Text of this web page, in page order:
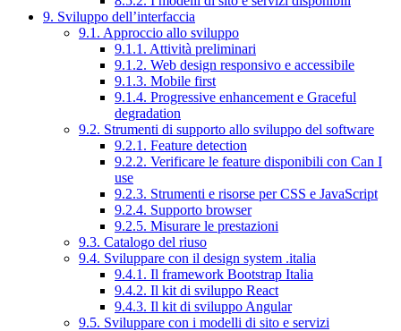
9. Sviluppo dell’interfaccia
9.1. Approccio allo sviluppo
9.1.1. Attività preliminari
9.1.2. Web design responsivo e accessibile
9.1.3. Mobile first
9.1.4. Progressive enhancement e Graceful
degradation
9.2. Strumenti di supporto allo sviluppo del software
9.2.1. Feature detection
9.2.2. Verificare le feature disponibili con Can I
use
9.2.3. Strumenti e risorse per CSS e JavaScript
9.2.4. Supporto browser
9.2.5. Misurare le prestazioni
9.3. Catalogo del riuso
9.4. Sviluppare con il design system .italia
9.4.1. Il framework Bootstrap Italia
9.4.2. Il kit di sviluppo React
9.4.3. Il kit di sviluppo Angular
9.5. Sviluppare con i modelli di sito e servizi